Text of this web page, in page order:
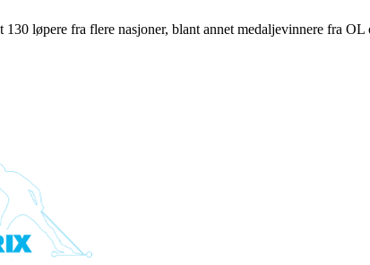
130 løpere fra flere nasjoner, blant annet medaljevinnere fra